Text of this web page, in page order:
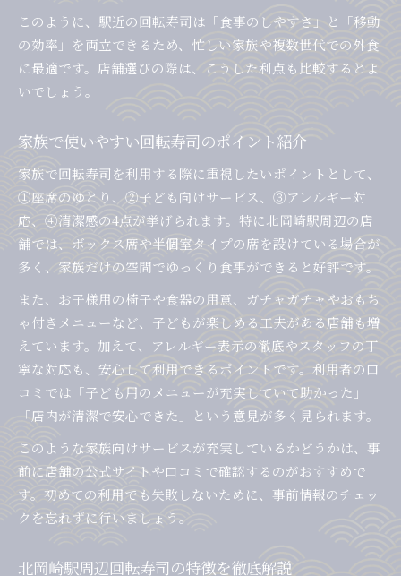
このように、駅近の回転寿司は「食事のしやすさ」と「移動
の効率」を両立できるため、忙しい家族や複数世代での外食
に最適です。店舗選びの際は、こうした利点も比較するとよ
いでしょう。
家族で使いやすい回転寿司のポイント紹介
家族で回転寿司を利用する際に重視したいポイントとして、
①座席のゆとり、②子ども向けサービス、③アレルギー対
応、④清潔感の4点が挙げられます。特に北岡崎駅周辺の店
舗では、ボックス席や半個室タイプの席を設けている場合が
多く、家族だけの空間でゆっくり食事ができると好評です。
また、お子様用の椅子や食器の用意、ガチャガチャやおもち
ゃ付きメニューなど、子どもが楽しめる工夫がある店舗も増
えています。加えて、アレルギー表示の徹底やスタッフの丁
寧な対応も、安心して利用できるポイントです。利用者の口
コミでは「子ども用のメニューが充実していて助かった」
「店内が清潔で安心できた」という意見が多く見られます。
このような家族向けサービスが充実しているかどうかは、事
前に店舗の公式サイトや口コミで確認するのがおすすめで
す。初めての利用でも失敗しないために、事前情報のチェッ
クを忘れずに行いましょう。
北岡崎駅周辺回転寿司の特徴を徹底解説